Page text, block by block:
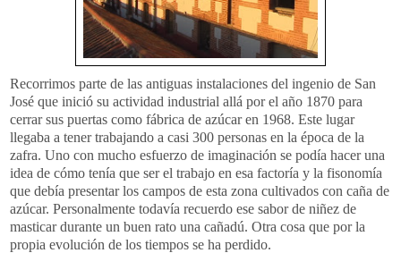
Recorrimos parte de las antiguas instalaciones del ingenio de San
José que inició su actividad industrial allá por el año 1870 para
cerrar sus puertas como fábrica de azúcar en 1968. Este lugar
llegaba a tener trabajando a casi 300 personas en la época de la
zafra. Uno con mucho esfuerzo de imaginación se podía hacer una
idea de cómo tenía que ser el trabajo en esa factoría y la fisonomía
que debía presentar los campos de esta zona cultivados con caña de
azúcar. Personalmente todavía recuerdo ese sabor de niñez de
masticar durante un buen rato una cañadú. Otra cosa que por la
propia evolución de los tiempos se ha perdido.